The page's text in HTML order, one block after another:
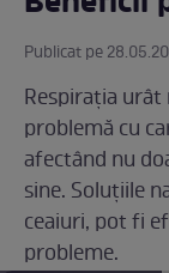
Publicat pe
Respirația
problemă cu
afectând nu
sine. Soluțiile
ceaiuri, pot fi
probleme.